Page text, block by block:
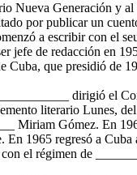
Nueva Generación y
por publicar un
a escribir con el
jefe de redacción en
Cuba, que presidió de
dirigió el
literario Lunes,
Miriam Gómez. En
En 1965 regresó a
el régimen de